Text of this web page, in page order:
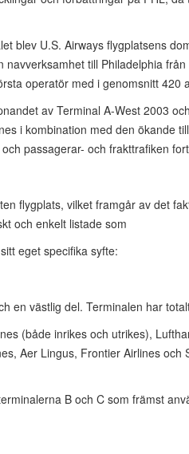
blev U.S. Airways flygplatsens
till Philadelphia
operatör med i genomsnitt 420
av Terminal A-West 2003
i kombination med den ökande
passagerar- och frakttrafiken
flygplats, vilket framgår av det
och enkelt listade som
eget specifika syfte:
en västlig del. Terminalen har
(både inrikes och utrikes),
Aer Lingus, Frontier Airlines och
B och C som främst